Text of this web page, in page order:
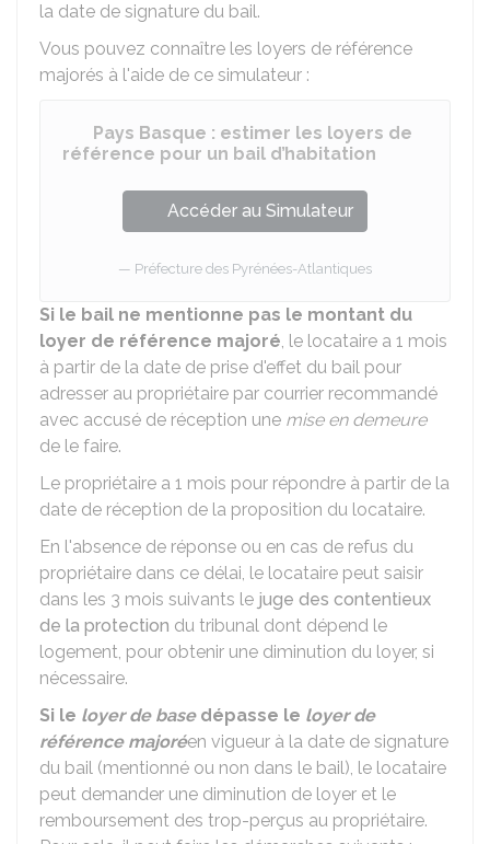
la date de signature du bail.
Vous pouvez connaître les loyers de référence
majorés à l'aide de ce simulateur :
Pays Basque : estimer les loyers de
référence pour un bail d’habitation
Accéder au Simulateur
Préfecture des Pyrénées-Atlantiques
Si le bail ne mentionne pas le montant du
loyer de référence majoré, le locataire a 1 mois
à partir de la date de prise d'effet du bail pour
adresser au propriétaire par courrier recommandé
avec accusé de réception une mise en demeure
de le faire.
Le propriétaire a 1 mois pour répondre à partir de la
date de réception de la proposition du locataire.
En l'absence de réponse ou en cas de refus du
propriétaire dans ce délai, le locataire peut saisir
dans les 3 mois suivants le juge des contentieux
de la protection du tribunal dont dépend le
logement, pour obtenir une diminution du loyer, si
nécessaire.
Si le loyer de basedépasse le loyer de
référence majoréen vigueur à la date de signature
du bail (mentionné ou non dans le bail), le locataire
peut demander une diminution de loyer et le
remboursement des trop-perçus au propriétaire.